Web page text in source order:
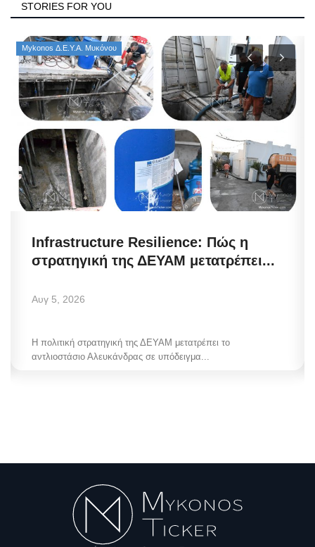
STORIES FOR YOU
Mykonos Δ.Ε.Υ.Α. Μυκόνου
Infrastructure Resilience: Πώς η
στρατηγική της ΔΕΥΑΜ μετατρέπει...
Αυγ 5, 2026
Η πολιτική στρατηγική της ΔΕΥΑΜ μετατρέπει το
αντλιοστάσιο Αλευκάνδρας σε υπόδειγμα...